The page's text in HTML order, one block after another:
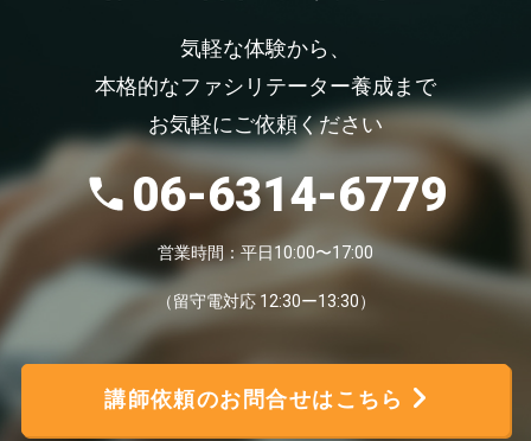
気軽な体験から、
本格的なファシリテーター養成まで
お気軽にご依頼ください
06-6314-6779
営業時間：平日10:00〜17:00
（留守電対応 12:30ー13:30）
講師依頼のお問合せはこちら